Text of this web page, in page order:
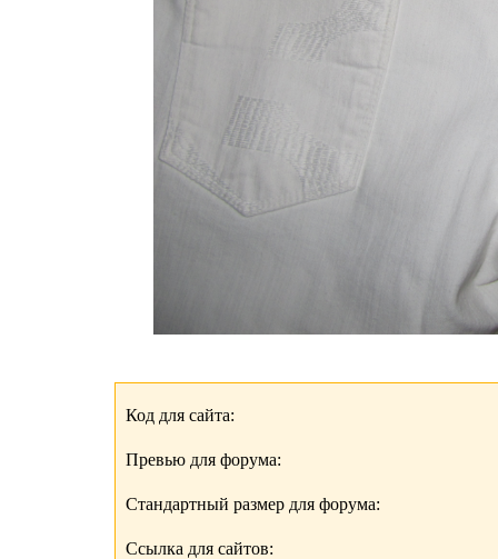
Код для сайта:
Превью для форума:
Стандартный размер для форума:
Ссылка для сайтов: